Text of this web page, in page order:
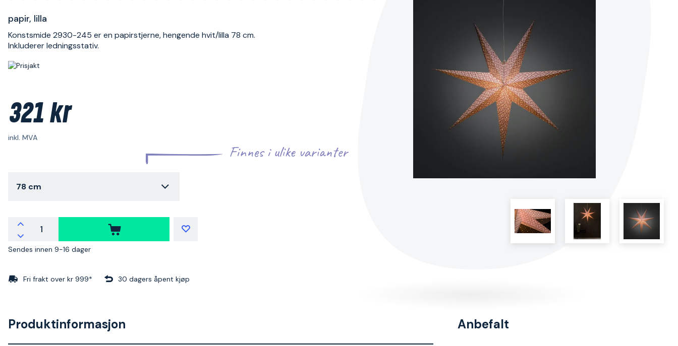
papir, lilla
Konstsmide 2930-245 er en papirstjerne, hengende hvit/lilla 78 cm.
Inkluderer ledningsstativ.
321 kr
inkl. MVA
Finnes i ulike varianter
78 cm
Sendes innen 9-16 dager
Fri frakt over kr 999* 30 dagers åpent kjøp
Produktinformasjon Anbefalt